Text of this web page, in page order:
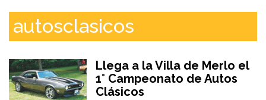
autosclasicos
Llega a la Villa de Merlo el
1° Campeonato de Autos
Clásicos